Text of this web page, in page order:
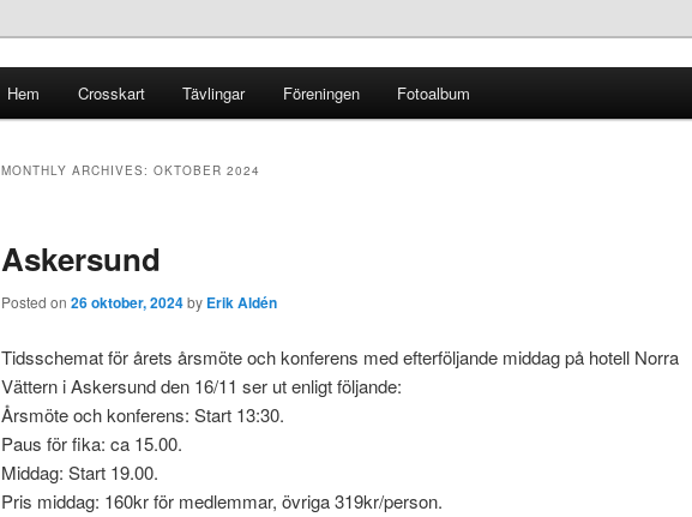
Crosskart Original
Skip to primary content
Skip to secondary content
Hem Crosskart Tävlingar Föreningen Fotoalbum
MONTHLY ARCHIVES: OKTOBER 2024
Askersund
Posted on 26 oktober, 2024by Erik Aldén
Tidsschemat för årets årsmöte och konferens med efterföljande middag på hotell Norra
Vättern i Askersund den 16/11 ser ut enligt följande:
Årsmöte och konferens: Start 13:30.
Paus för fika: ca 15.00.
Middag: Start 19.00.
Pris middag: 160kr för medlemmar, övriga 319kr/person.